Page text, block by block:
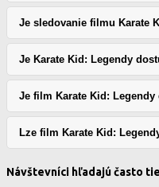
Je sledovanie filmu Karate
Je Karate Kid: Legendy
Je film Karate Kid:
Lze film Karate Kid:
Návštevníci hľadajú často